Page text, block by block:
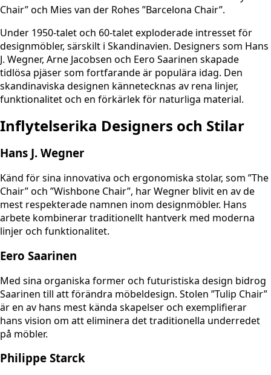
Chair” och Mies van der Rohes ”Barcelona Chair”.
Under 1950-talet och 60-talet exploderade intresset för
designmöbler, särskilt i Skandinavien. Designers som Hans
J. Wegner, Arne Jacobsen och Eero Saarinen skapade
tidlösa pjäser som fortfarande är populära idag. Den
skandinaviska designen kännetecknas av rena linjer,
funktionalitet och en förkärlek för naturliga material.
Inflytelserika Designers och Stilar
Hans J. Wegner
Känd för sina innovativa och ergonomiska stolar, som ”The
Chair” och ”Wishbone Chair”, har Wegner blivit en av de
mest respekterade namnen inom designmöbler. Hans
arbete kombinerar traditionellt hantverk med moderna
linjer och funktionalitet.
Eero Saarinen
Med sina organiska former och futuristiska design bidrog
Saarinen till att förändra möbeldesign. Stolen ”Tulip Chair”
är en av hans mest kända skapelser och exemplifierar
hans vision om att eliminera det traditionella underredet
på möbler.
Philippe Starck